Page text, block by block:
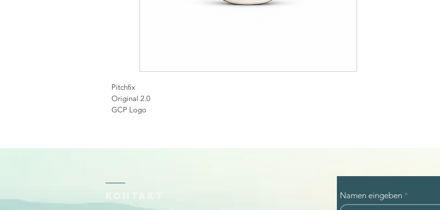
Pitchfix
Original 2.0
GCP Logo
Namen eingeben